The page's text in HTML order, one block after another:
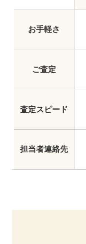
お手軽さ
ご査定
査定スピード
担当者連絡先